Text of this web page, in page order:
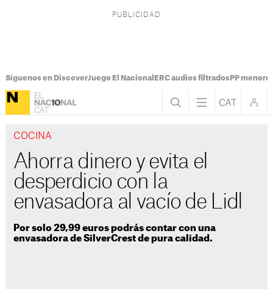
Síguenos en DiscoverJuego El Nacional ERC audios filtradosPP
COCINA
Ahorra dinero y evita el
desperdicio con la
envasadora al vacío de Lidl
Por solo 29,99 euros podrás contar con una
envasadora de SilverCrest de pura calidad.